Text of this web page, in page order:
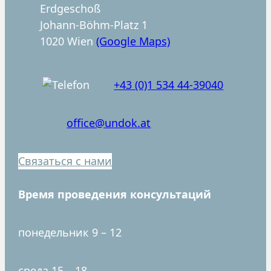
Erdgeschoß
Johann-Böhm-Platz 1
1020 Wien(Google Maps)
+43 (0)1 534 44-39040
office@undok.at
Связаться с нами
Время проведения консультаций
понедельник 9 – 12